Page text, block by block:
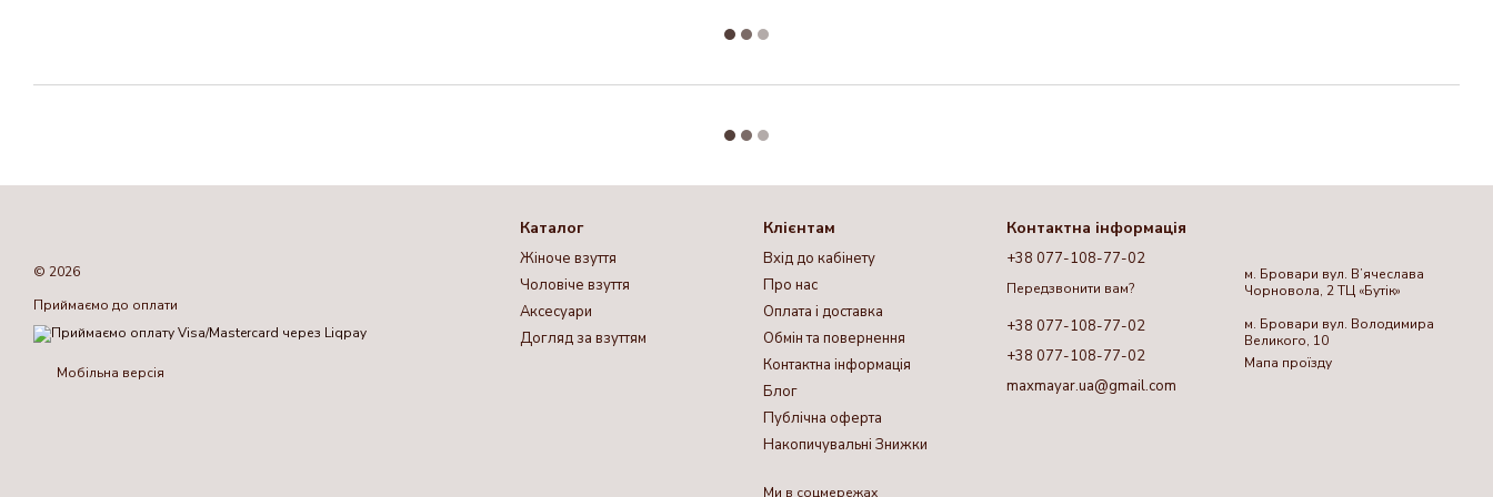
© 2026
Приймаємо до оплати
Мобільна версія
Каталог
Жіноче взуття
Чоловіче взуття
Аксесуари
Догляд за взуттям
Клієнтам
Вхід до кабінету
Про нас
Оплата і доставка
Обмін та повернення
Контактна інформація
Блог
Публічна оферта
Накопичувальні Знижки
Ми в соцмережах
Контактна інформація
+38 077-108-77-02
Передзвонити вам?
+38 077-108-77-02
+38 077-108-77-02
maxmayar.ua@gmail.com
м. Бровари вул. Вʼячеслава
Чорновола, 2 ТЦ «Бутік»
м. Бровари вул. Володимира
Великого, 10
Мапа проїзду